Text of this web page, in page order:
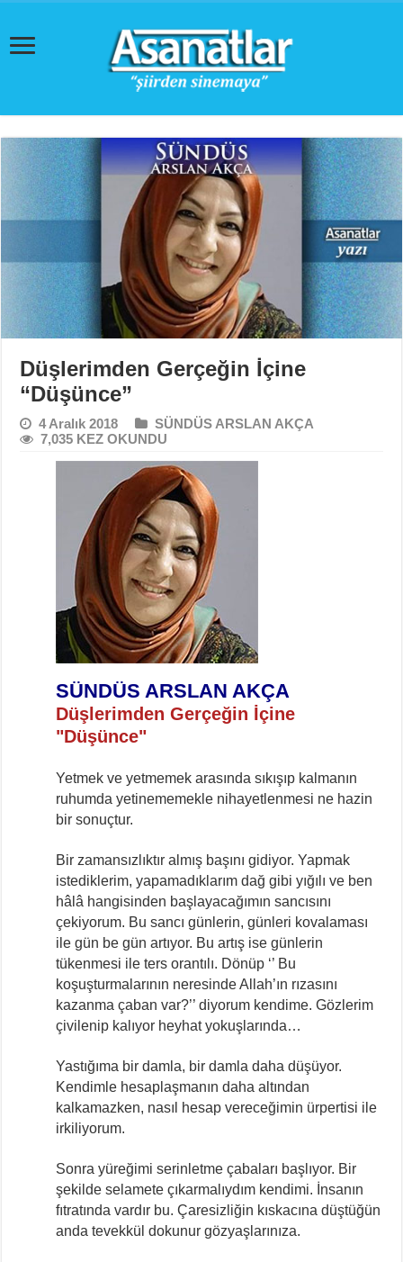
Düşlerimden Gerçeğin İçine
“Düşünce”
4 Aralık 2018
SÜNDÜS ARSLAN AKÇA
7,035 KEZ OKUNDU
SÜNDÜS ARSLAN AKÇA
Düşlerimden Gerçeğin İçine
"Düşünce"
Yetmek ve yetmemek arasında sıkışıp kalmanın
ruhumda yetinememekle nihayetlenmesi ne hazin
bir sonuçtur.
Bir zamansızlıktır almış başını gidiyor. Yapmak
istediklerim, yapamadıklarım dağ gibi yığılı ve ben
hâlâ hangisinden başlayacağımın sancısını
çekiyorum. Bu sancı günlerin, günleri kovalaması
ile gün be gün artıyor. Bu artış ise günlerin
tükenmesi ile ters orantılı. Dönüp ‘’ Bu
koşuşturmalarının neresinde Allah’ın rızasını
kazanma çaban var?’’ diyorum kendime. Gözlerim
çivilenip kalıyor heyhat yokuşlarında…
Yastığıma bir damla, bir damla daha düşüyor.
Kendimle hesaplaşmanın daha altından
kalkamazken, nasıl hesap vereceğimin ürpertisi ile
irkiliyorum.
Sonra yüreğimi serinletme çabaları başlıyor. Bir
şekilde selamete çıkarmalıydım kendimi. İnsanın
fıtratında vardır bu. Çaresizliğin kıskacına düştüğün
anda tevekkül dokunur gözyaşlarınıza.